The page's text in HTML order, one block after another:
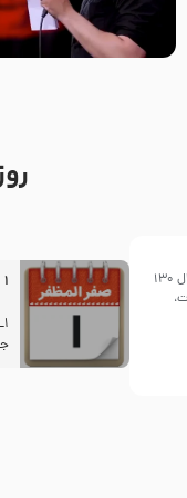
تک ، عبّاس، صاحب
حاج حنیف طاهری –
آغاز دوران حكومت عباسیان از اوایل سال 130
1 صفر المظفر